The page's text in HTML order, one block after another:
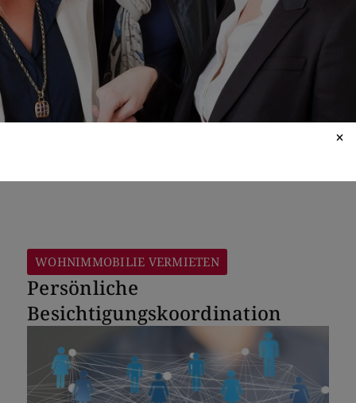
WOHNIMMOBILIE VERMIETEN
Persönliche
Besichtigungskoordination